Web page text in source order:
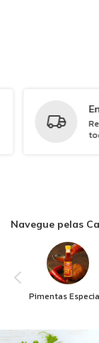
Navegue pelas
Pimentas